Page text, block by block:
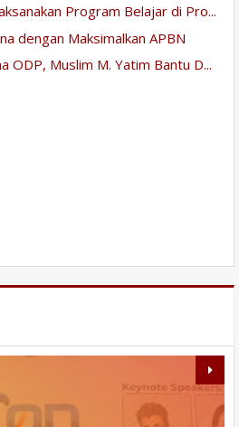
Program Belajar di Pro...
dengan Maksimalkan APBN
ODP, Muslim M. Yatim Bantu D...